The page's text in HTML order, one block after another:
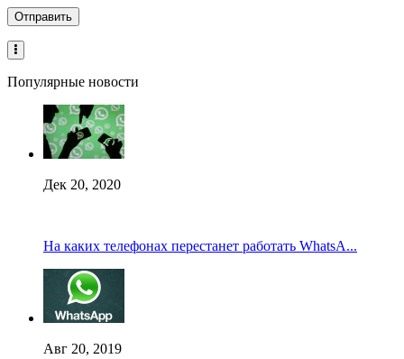
Популярные новости
Дек 20, 2020
На каких телефонах перестанет работать WhatsA...
Авг 20, 2019